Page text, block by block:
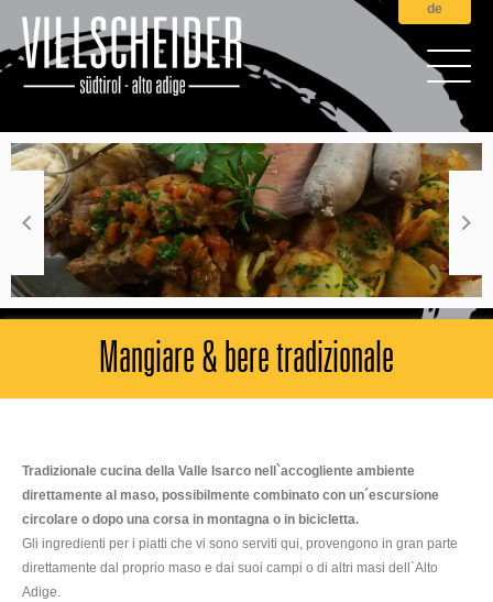
de
Mangiare & bere tradizionale
Tradizionale cucina della Valle Isarco nell`accogliente ambiente
direttamente al maso, possibilmente combinato con un´escursione
circolare o dopo una corsa in montagna o in bicicletta.
Gli ingredienti per i piatti che vi sono serviti qui, provengono in gran parte
direttamente dal proprio maso e dai suoi campi o di altri masi dell`Alto
Adige.